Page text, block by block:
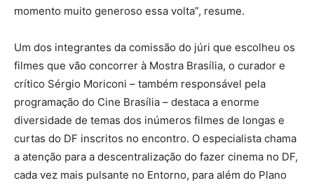
momento muito generoso essa volta”, resume.
Um dos integrantes da comissão do júri que escolheu os
filmes que vão concorrer à Mostra Brasília, o curador e
crítico Sérgio Moriconi – também responsável pela
programação do Cine Brasília – destaca a enorme
diversidade de temas dos inúmeros filmes de longas e
curtas do DF inscritos no encontro. O especialista chama
a atenção para a descentralização do fazer cinema no DF,
cada vez mais pulsante no Entorno, para além do Plano